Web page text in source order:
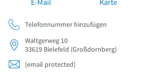
E-Mail Karte
Telefonnummer hinzufügen
Waltgerweg 10
33619 Bielefeld (Großdornberg)
[email protected]